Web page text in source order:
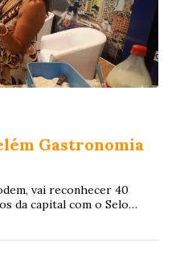
Gastronomia
vai reconhecer 40
da capital com o Selo